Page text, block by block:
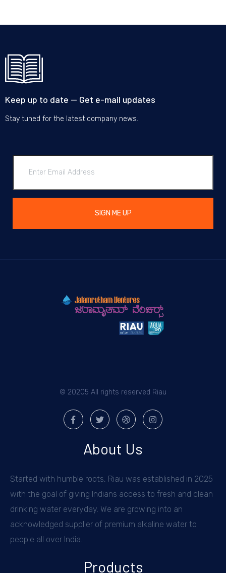
Keep up to date — Get e-mail updates
Stay tuned for the latest company news.
SIGN ME UP
© 20205 All rights reserved Riau
About Us
Started with humble roots, Riau was established in 2025
with the goal of giving Indians access to fresh and clean
drinking water everyday. We are growing into an
acknowledged supplier of premium alkaline water to
people all over India.
Products